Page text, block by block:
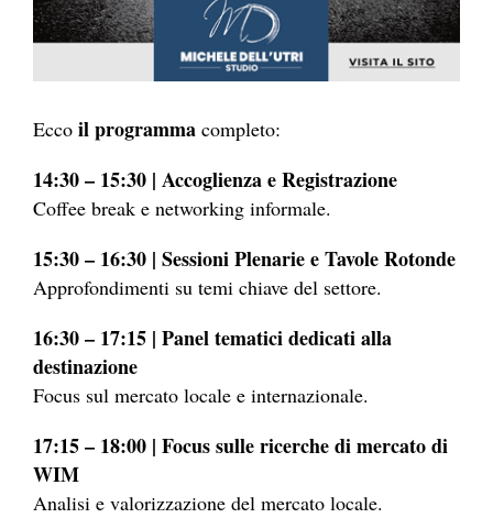
Ecco il programma completo:
14:30 – 15:30 | Accoglienza e Registrazione
Coffee break e networking informale.
15:30 – 16:30 | Sessioni Plenarie e Tavole Rotonde
Approfondimenti su temi chiave del settore.
16:30 – 17:15 | Panel tematici dedicati alla
destinazione
Focus sul mercato locale e internazionale.
17:15 – 18:00 | Focus sulle ricerche di mercato di
WIM
Analisi e valorizzazione del mercato locale.